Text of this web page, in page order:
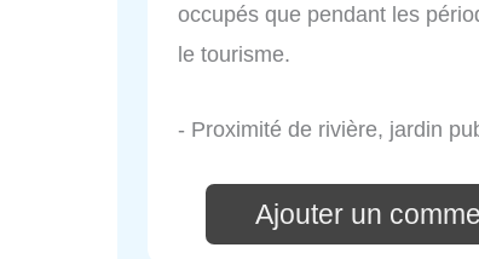
occupés que pendant les
le tourisme.
- Proximité de rivière, jardin
Ajouter un